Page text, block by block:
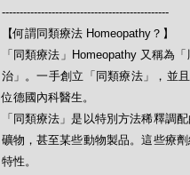
-----------------------------------------------
【何謂同類療法 Homeopathy？】
「同類療法」Homeopathy 又稱為
治」。一手創立「同類療法」，並
位德國內科醫生。
「同類療法」是以特別方法稀釋調
礦物，甚至某些動物製品。這些療
特性。